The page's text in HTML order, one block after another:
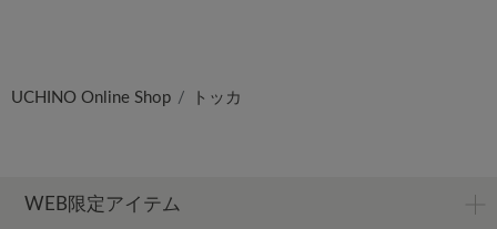
UCHINO Online Shop トッカ
WEB限定アイテム